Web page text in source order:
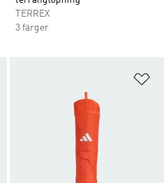
TERREX
3 färger